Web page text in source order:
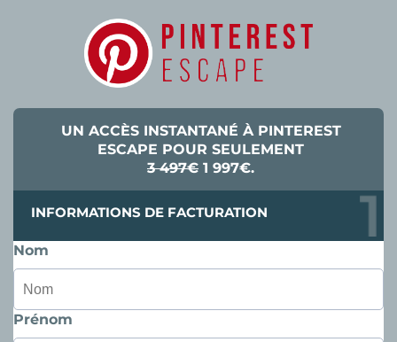
UN ACCÈS INSTANTANÉ À PINTEREST
ESCAPE POUR SEULEMENT
3 497€ 1 997€.
INFORMATIONS DE FACTURATION
Nom
Prénom